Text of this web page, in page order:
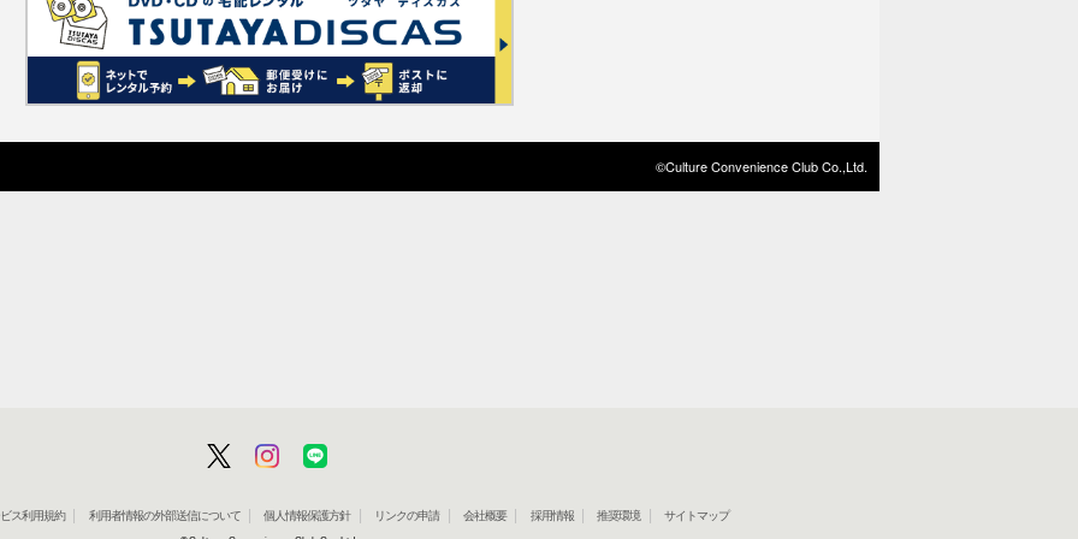
©Culture Convenience Club Co.,Ltd.
ビス利用規約 利用者情報の外部送信について 個人情報保護方針 リンクの申請 会社概要 採用情報 推奨環境 サイトマップ